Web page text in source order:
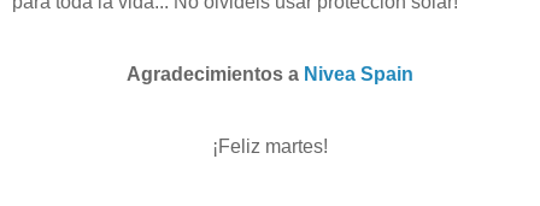
Agradecimientos a Nivea Spain
¡Feliz martes!